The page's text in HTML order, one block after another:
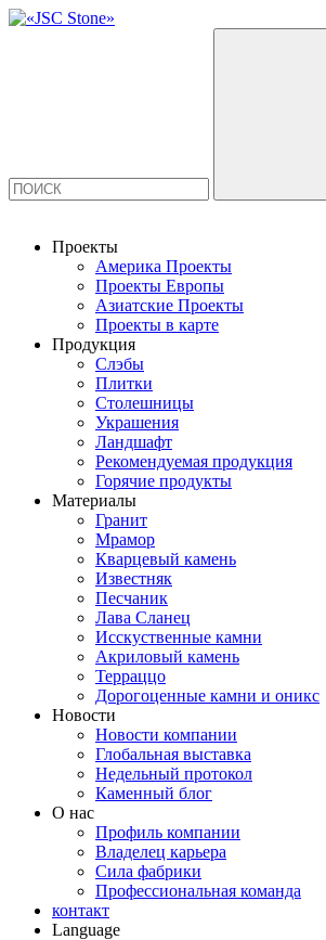
Проекты
Америка Проекты
Проекты Европы
Азиатские Проекты
Проекты в карте
Продукция
Слэбы
Плитки
Столешницы
Украшения
Ландшафт
Рекомендуемая продукция
Горячие продукты
Материалы
Гранит
Мрамор
Кварцевый камень
Известняк
Песчаник
Лава Сланец
Исскуственные камни
Акриловый камень
Терраццо
Дорогоценные камни и оникс
Новости
Новости компании
Глобальная выставка
Недельный протокол
Каменный блог
О нас
Профиль компании
Владелец карьера
Сила фабрики
Профессиональная команда
контакт
Language